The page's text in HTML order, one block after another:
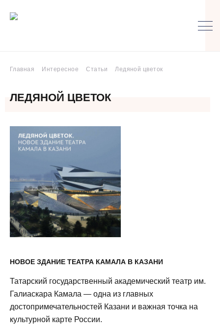
Главная Интересное Статьи Ледяной цветок
ЛЕДЯНОЙ ЦВЕТОК
НОВОЕ ЗДАНИЕ ТЕАТРА КАМАЛА В КАЗАНИ
Татарский государственный академический театр им.
Галиаскара Камала — одна из главных
достопримечательностей Казани и важная точка на
культурной карте России.